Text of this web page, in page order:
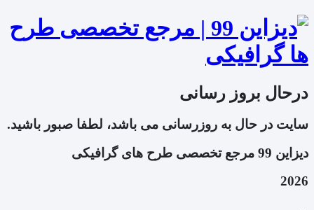
درحال بروز رسانی
سایت در حال به روزرسانی می باشد، لطفا صبور باشید.
دیزاین 99 مرجع تخصصی طرح های گرافیکی
2026